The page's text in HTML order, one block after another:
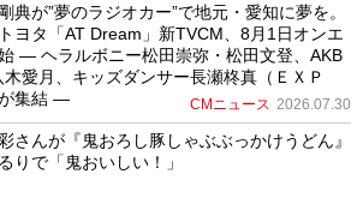
典が”夢のラジオカー”で地元・愛知に夢を。
ヨタ「AT Dream」新TVCM、8月1日オンエ
― ヘラルボニー松田崇弥・松田文登、AKB
木愛月、キッズダンサー長瀬柊真（ＥＸＰ
集結 ―
CMニュース 2026.07.30
さんが『鬼おろし豚しゃぶぶっかけうどん』
りで「鬼おいしい！」